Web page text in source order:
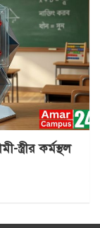
স্ত্রীর কর্মস্থল